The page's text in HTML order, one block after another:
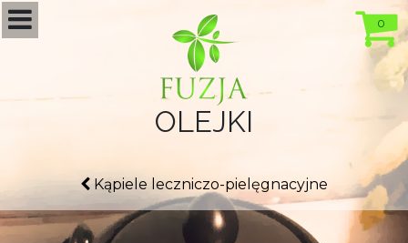
0
OLEJKI
Kąpiele leczniczo-pielęgnacyjne